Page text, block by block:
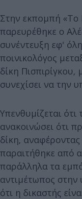
Στην εκπομπή «Το
παρευρέθηκε ο
συνέντευξη εφ'
ποινικολόγος
δίκη Πισπιρίγκου,
συνεχίσει να την
Υπενθυμίζεται
ανακοινώσει ότι
δίκη, αναφέροντας
παραιτήθηκε από
παράλληλα τα
αντιμέτωπος
ότι η δικαστής